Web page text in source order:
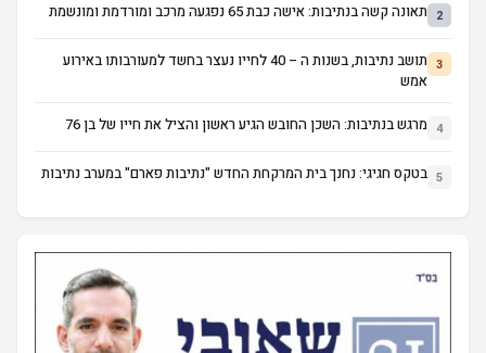
2 תאונה קשה בנתיבות: אישה כבת 65 נפגעה מרכב ומורדמת ומונשמת
3
תושב נתיבות, בשנות ה – 40 לחייו נעצר בחשד למעורבותו באירוע
אמש
4 מרגש בנתיבות: השכן החובש הגיע ראשון והציל את חייו של בן 76
5 בטקס חגיגי: נחנך בית המרקחת החדש "נתיבות פארם" במערב נתיבות